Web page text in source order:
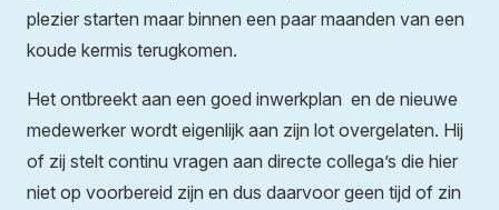
plezier starten maar binnen een paar maanden van een
koude kermis terugkomen.
Het ontbreekt aan een goed inwerkplan en de nieuwe
medewerker wordt eigenlijk aan zijn lot overgelaten. Hij
of zij stelt continu vragen aan directe collega’s die hier
niet op voorbereid zijn en dus daarvoor geen tijd of zin